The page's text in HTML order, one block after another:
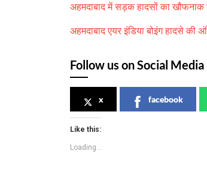
अहमदाबाद में सड़क हादसों का
अहमदाबाद एयर इंडिया बोइंग हादसे की
Follow us on Social Media
x facebook
Like this:
Loading...